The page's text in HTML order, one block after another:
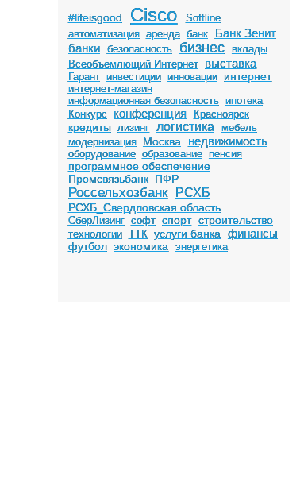
#lifeisgood Cisco
Softline
автоматизация аренда банк
Банк Зенит
банки безопасность бизнес
вклады
Всеобъемлющий Интернет
выставка
Гарант инвестиции инновации интернет
интернет-магазин
информационная безопасность ипотека
Конкурс
конференция Красноярск
кредиты лизинг логистика
мебель
модернизация
Москва недвижимость
оборудование образование пенсия
программное обеспечение
Промсвязьбанк ПФР
Россельхозбанк РСХБ
РСХБ_Свердловская область
СберЛизинг софт спорт строительство
технологии ТТК услуги банка финансы
футбол экономика энергетика